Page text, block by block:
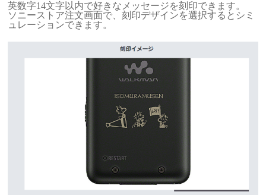
英数字14文字以内で好きなメッセージを刻印できます。
ソニーストア注文画面で、刻印デザインを選択するとシミ
ュレーションできます。